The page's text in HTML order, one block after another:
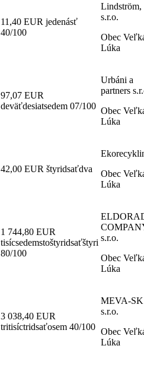
11,40 EUR jedenásť
40/100
Lindström,
s.r.o.
Obec
Lúka
97,07 EUR
deväťdesiatsedem 07/100
Urbáni a
partners
Obec
Lúka
42,00 EUR štyridsaťdva
Obec
Lúka
1 744,80 EUR
tisícsedemstoštyridsaťštyri
80/100
s.r.o.
Obec
Lúka
3 038,40 EUR
tritisíctridsaťosem 40/100
MEVA-SK
s.r.o.
Obec
Lúka